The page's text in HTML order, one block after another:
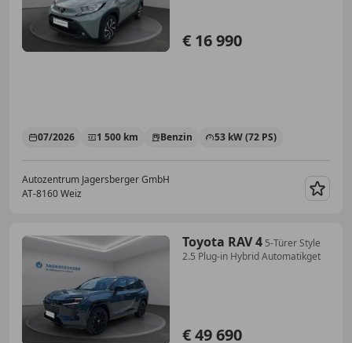
€ 16 990
07/2026 1 500 km Benzin 53 kW (72 PS)
Autozentrum Jagersberger GmbH
AT-8160 Weiz
Toyota RAV 4 5-Türer Style
2.5 Plug-in Hybrid Automatikget
€ 49 690